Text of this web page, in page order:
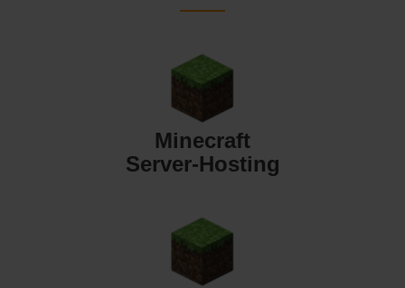
Minecraft
Server-Hosting